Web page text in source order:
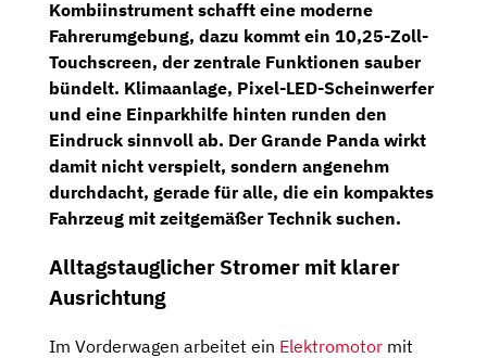
Kombiinstrument schafft eine moderne
Fahrerumgebung, dazu kommt ein 10,25-Zoll-
Touchscreen, der zentrale Funktionen sauber
bündelt. Klimaanlage, Pixel-LED-Scheinwerfer
und eine Einparkhilfe hinten runden den
Eindruck sinnvoll ab. Der Grande Panda wirkt
damit nicht verspielt, sondern angenehm
durchdacht, gerade für alle, die ein kompaktes
Fahrzeug mit zeitgemäßer Technik suchen.
Alltagstauglicher Stromer mit klarer
Ausrichtung
Im Vorderwagen arbeitet ein Elektromotor mit